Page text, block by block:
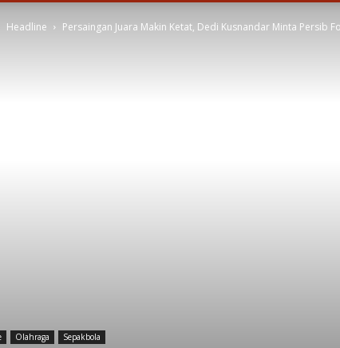
Headline Persaingan Juara Makin Ketat, Dedi Kusnandar Minta Persib
Olahraga Sepakbola